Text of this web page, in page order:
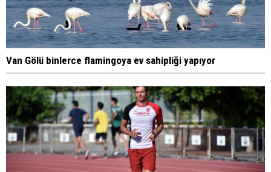
Van Gölü binlerce flamingoya ev sahipliği yapıyor